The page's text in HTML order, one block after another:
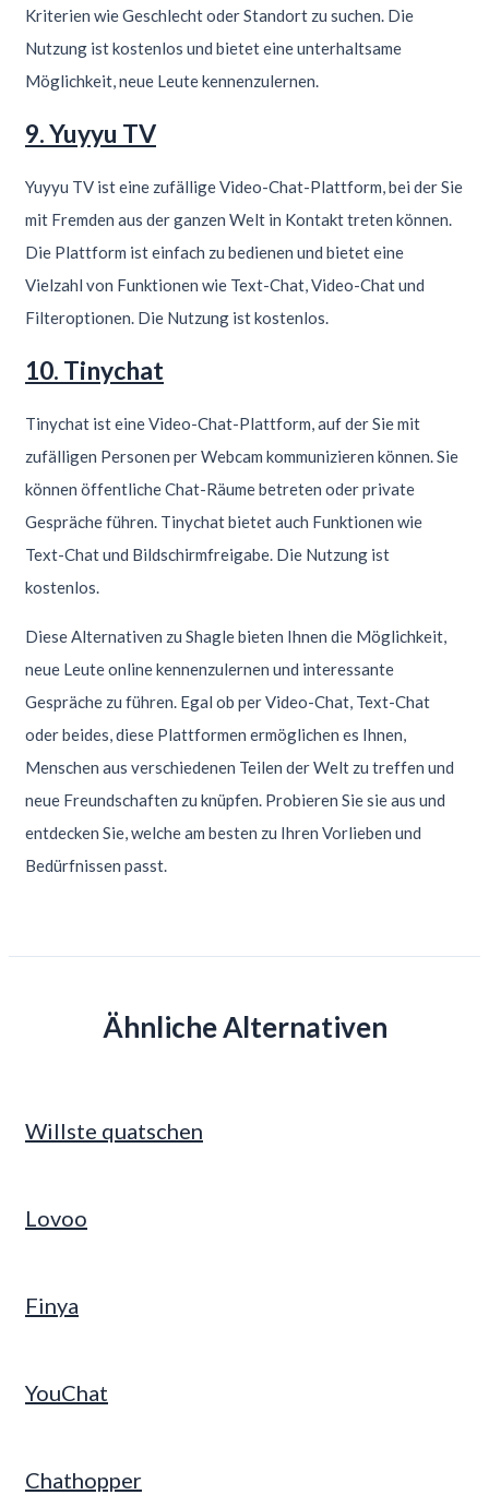
Kriterien wie Geschlecht oder Standort zu suchen. Die
Nutzung ist kostenlos und bietet eine unterhaltsame
Möglichkeit, neue Leute kennenzulernen.
9. Yuyyu TV
Yuyyu TV ist eine zufällige Video-Chat-Plattform, bei der Sie
mit Fremden aus der ganzen Welt in Kontakt treten können.
Die Plattform ist einfach zu bedienen und bietet eine
Vielzahl von Funktionen wie Text-Chat, Video-Chat und
Filteroptionen. Die Nutzung ist kostenlos.
10. Tinychat
Tinychat ist eine Video-Chat-Plattform, auf der Sie mit
zufälligen Personen per Webcam kommunizieren können. Sie
können öffentliche Chat-Räume betreten oder private
Gespräche führen. Tinychat bietet auch Funktionen wie
Text-Chat und Bildschirmfreigabe. Die Nutzung ist
kostenlos.
Diese Alternativen zu Shagle bieten Ihnen die Möglichkeit,
neue Leute online kennenzulernen und interessante
Gespräche zu führen. Egal ob per Video-Chat, Text-Chat
oder beides, diese Plattformen ermöglichen es Ihnen,
Menschen aus verschiedenen Teilen der Welt zu treffen und
neue Freundschaften zu knüpfen. Probieren Sie sie aus und
entdecken Sie, welche am besten zu Ihren Vorlieben und
Bedürfnissen passt.
Ähnliche Alternativen
Willste quatschen
Lovoo
Finya
YouChat
Chathopper